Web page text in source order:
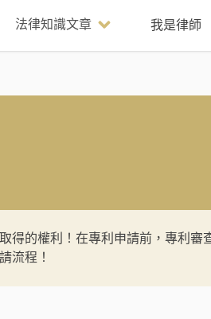
法律知識文章 我是律師
得的權利！在專利申請前，專利審
流程！